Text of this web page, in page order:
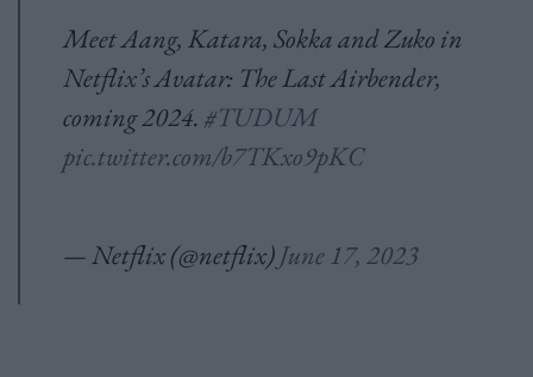
Meet Aang, Katara, Sokka and Zuko in
Netflix’s Avatar: The Last Airbender,
coming 2024. #TUDUM
pic.twitter.com/b7TKxo9pKC
— Netflix (@netflix)June 17, 2023